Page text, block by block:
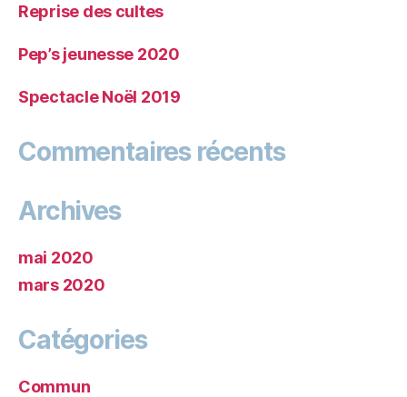
Reprise des cultes
Pep’s jeunesse 2020
Spectacle Noël 2019
Commentaires récents
Archives
mai 2020
mars 2020
Catégories
Commun